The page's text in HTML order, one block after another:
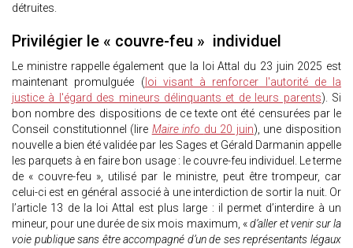
détruites.
Privilégier le « couvre-feu » individuel
Le ministre rappelle également que la loi Attal du 23 juin 2025 est
maintenant promulguée ( loi visant à renforcer l'autorité de la
justice à l'égard des mineurs délinquants et de leurs parents). Si
bon nombre des dispositions de ce texte ont été censurées par le
Conseil constitutionnel (lire Maire info du 20 juin), une disposition
nouvelle a bien été validée par les Sages et Gérald Darmanin appelle
les parquets à en faire bon usage : le couvre-feu individuel. Le terme
de « couvre-feu », utilisé par le ministre, peut être trompeur, car
celui-ci est en général associé à une interdiction de sortir la nuit. Or
l’article 13 de la loi Attal est plus large : il permet d’interdire à un
mineur, pour une durée de six mois maximum, «d’aller et venir sur la
voie publique sans être accompagné d’un de ses représentants légaux